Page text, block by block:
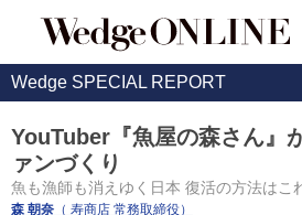
Wedge SPECIAL REPORT
YouTuber『魚屋の森さん』
ァンづくり
魚も漁師も消えゆく日本 復活の方法はこ
森 朝奈 （ 寿商店 常務取締役）